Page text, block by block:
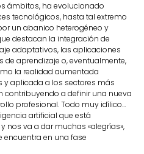
ámbitos, ha evolucionado
tecnológicos, hasta tal extremo
un abanico heterogéneo y
destacan la integración de
adaptativos, las aplicaciones
de aprendizaje o, eventualmente,
la realidad aumentada
aplicada a los sectores más
contribuyendo a definir una nueva
profesional. Todo muy idílico…
artificial que está
nos va a dar muchas «alegrías»,
en una fase